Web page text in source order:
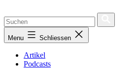
Menu Schliessen
Artikel
Podcasts